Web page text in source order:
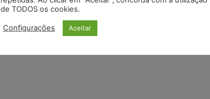
de TODOS os cookies.
Configurações Aceitar